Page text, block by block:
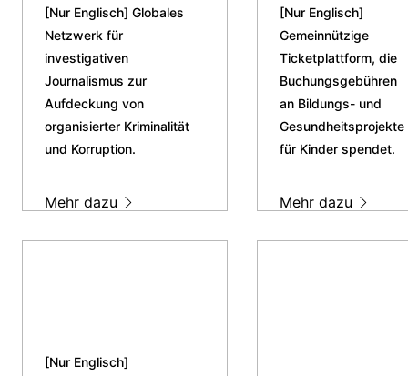
[Nur Englisch] Globales
Netzwerk für
investigativen
Journalismus zur
Aufdeckung von
organisierter Kriminalität
und Korruption.
Mehr dazu
[Nur Englisch]
Gemeinnützige
Ticketplattform, die
Buchungsgebühren
an Bildungs- und
Gesundheitsprojekte
für Kinder spendet.
Mehr dazu
[Nur Englisch]